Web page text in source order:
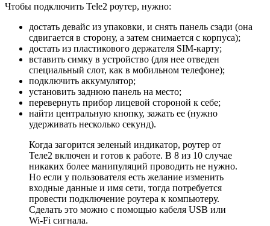
Чтобы подключить Tele2 роутер, нужно:
достать девайс из упаковки, и снять панель сзади (она
сдвигается в сторону, а затем снимается с корпуса);
достать из пластикового держателя SIM-карту;
вставить симку в устройство (для нее отведен
специальный слот, как в мобильном телефоне);
подключить аккумулятор;
установить заднюю панель на место;
перевернуть прибор лицевой стороной к себе;
найти центральную кнопку, зажать ее (нужно
удерживать несколько секунд).
Когда загорится зеленый индикатор, роутер от
Теле2 включен и готов к работе. В 8 из 10 случае
никаких более манипуляций проводить не нужно.
Но если у пользователя есть желание изменить
входные данные и имя сети, тогда потребуется
провести подключение роутера к компьютеру.
Сделать это можно с помощью кабеля USB или
Wi-Fi сигнала.